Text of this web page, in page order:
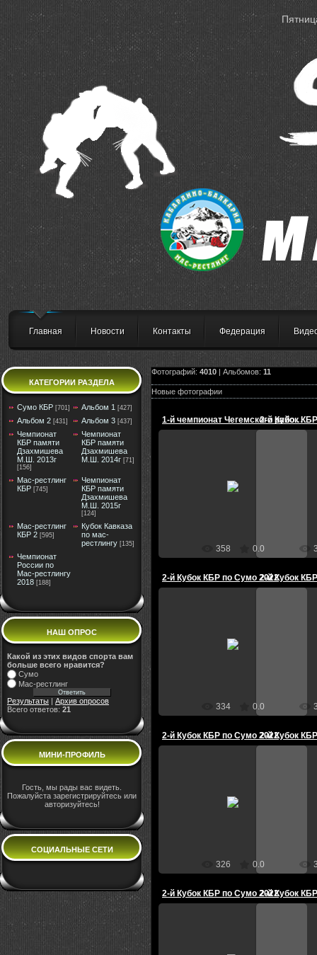
Главная Новости Контакты Федерация
КАТЕГОРИИ РАЗДЕЛА
Сумо КБР [701] Альбом 1 [427]
Альбом 2 [431] Альбом 3 [437]
Чемпионат
КБР памяти
Дзахмишева
М.Ш. 2013г
[156]
Чемпионат
КБР памяти
Дзахмишева
М.Ш. 2014г [71]
Мас-рестлинг
КБР [745]
Чемпионат
КБР памяти
Дзахмишева
М.Ш. 2015г
[124]
Мас-рестлинг
КБР 2 [595]
Кубок Кавказа
по мас-
рестлингу [135]
Чемпионат
России по
Мас-рестлингу
2018 [188]
НАШ ОПРОС
Какой из этих видов спорта вам
больше всего нравится?
Сумо
Мас-рестлинг
Результаты
Архив опросов
Всего ответов: 21
МИНИ-ПРОФИЛЬ
Гость, мы рады вас видеть.
Пожалуйста зарегистрируйтесь или
авторизуйтесь!
СОЦИАЛЬНЫЕ СЕТИ
Фотографий: 4010 | Альбомов: 11
Новые фотографии
1-й чемпионат Чегемского района по Сумо 2022
358 0.0
2-й Кубок
2-й Кубок КБР по Сумо 2022
334 0.0
2-й Кубок
2-й Кубок КБР по Сумо 2022
326 0.0
2-й Кубок
2-й Кубок КБР по Сумо 20222-й Кубок